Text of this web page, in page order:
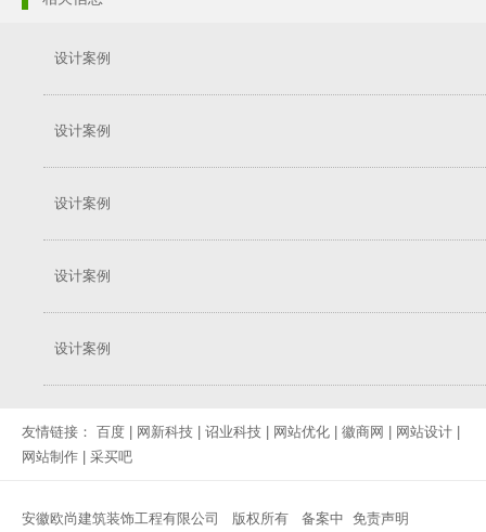
设计案例
设计案例
设计案例
设计案例
设计案例
友情链接： 百度 网新科技 诏业科技 网站优化 徽商网 网站设计
网站制作
采买吧
安徽欧尚建筑装饰工程有限公司 版权所有 备案中 免责声明